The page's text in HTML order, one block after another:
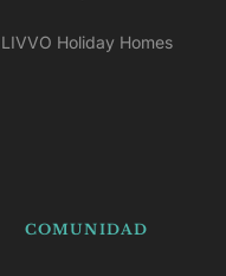
LIVVO Holiday Homes
COMUNIDAD